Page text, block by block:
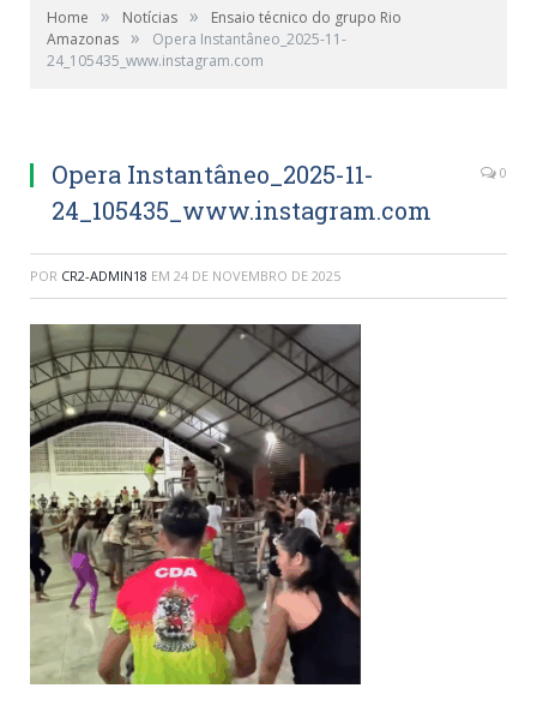
Home » Notícias »
Ensaio técnico do grupo Rio
Amazonas »
Opera Instantâneo_2025-11-
24_105435_www.instagram.com
Opera Instantâneo_2025-11-
24_105435_www.instagram.com
0
POR CR2-ADMIN18 EM 24 DE NOVEMBRO DE 2025